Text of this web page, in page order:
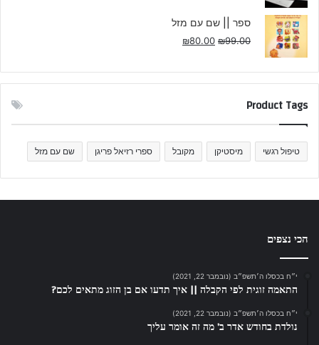
ספר || שם עם מזל
₪99.00
₪80.00
Product Tags
טיפול רגשי מיסטיקן מקובל ספרי רזיאל פריגן שם עם מזל
הכי נצפים
י״ח בכסלו ה׳תשפ״ב (נובמבר 22, 2021)
התאמה זוגית לפי הקבלה || איך תדעו אם בן הזוג מתאים לכם?
י״ח בכסלו ה׳תשפ״ב (נובמבר 22, 2021)
נולדת בחודש אדר ב’ מה זה אומר עליך